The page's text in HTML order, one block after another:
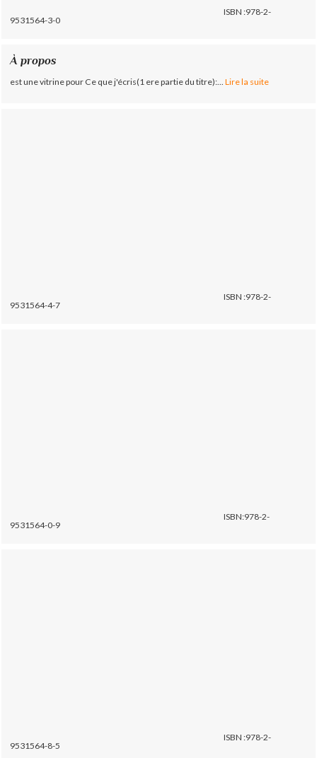
ISBN :978-2-
9531564-3-0
À propos
est une vitrine pour Ce que j'écris(1 ere partie du titre):... Lire la suite
ISBN :978-2-
9531564-4-7
ISBN:978-2-
9531564-0-9
ISBN :978-2-
9531564-8-5